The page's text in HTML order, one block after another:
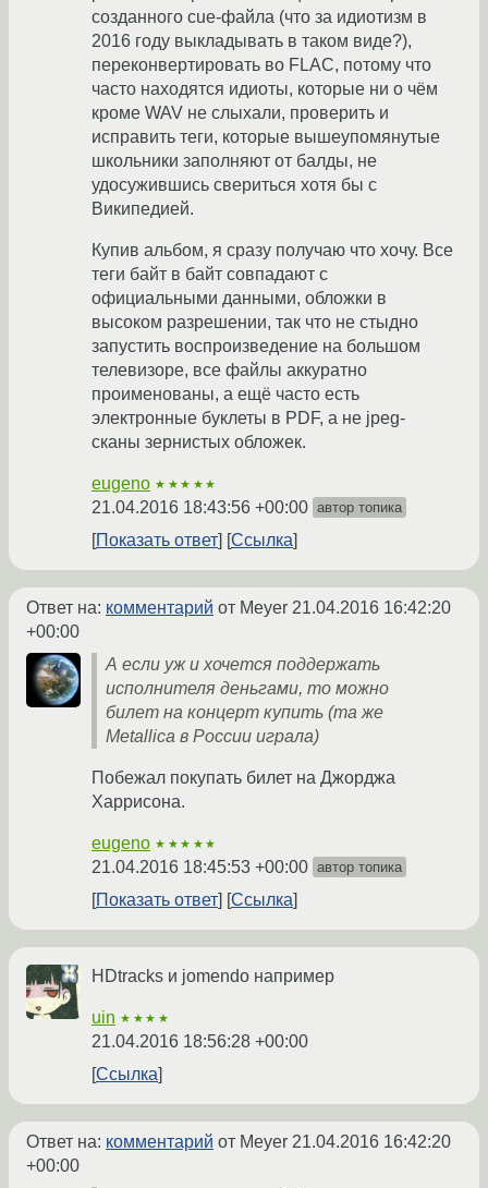
созданного cue-файла (что за идиотизм в
2016 году выкладывать в таком виде?),
переконвертировать во FLAC, потому что
часто находятся идиоты, которые ни о чём
кроме WAV не слыхали, проверить и
исправить теги, которые вышеупомянутые
школьники заполняют от балды, не
удосужившись свериться хотя бы с
Википедией.
Купив альбом, я сразу получаю что хочу. Все
теги байт в байт совпадают с
официальными данными, обложки в
высоком разрешении, так что не стыдно
запустить воспроизведение на большом
телевизоре, все файлы аккуратно
проименованы, а ещё часто есть
электронные буклеты в PDF, а не jpeg-
сканы зернистых обложек.
eugeno ★★★★★
21.04.2016 18:43:56 +00:00 автор топика
Показать ответ Ссылка
Ответ на: комментарий от Meyer 21.04.2016 16:42:20
+00:00
А если уж и хочется поддержать
исполнителя деньгами, то можно
билет на концерт купить (та же
Metallica в России играла)
Побежал покупать билет на Джорджа
Харрисона.
eugeno ★★★★★
21.04.2016 18:45:53 +00:00 автор топика
Показать ответ Ссылка
HDtracks и jomendo например
uin ★★★★
21.04.2016 18:56:28 +00:00
Ссылка
Ответ на: комментарий от Meyer 21.04.2016 16:42:20
+00:00